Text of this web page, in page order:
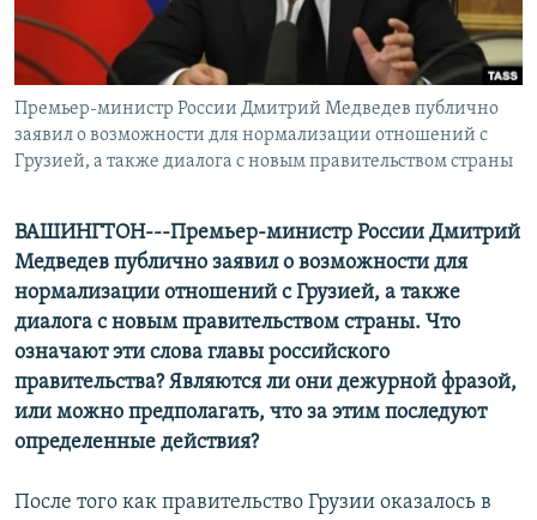
СПОРТ
МИР
БЛОГИ
ГОЛОСА
ЧИТАЕМ ПРЕССУ
АРХИВ РАДИОПРОГРАММЫ
Все сайты РСЕ/РС
Премьер-министр России Дмитрий Медведев публично
заявил о возможности для нормализации отношений с
Грузией, а также диалога с новым правительством страны
ВАШИНГТОН---Премьер-министр России Дмитрий
Медведев публично заявил о возможности для
нормализации отношений с Грузией, а также
диалога с новым правительством страны. Что
означают эти слова главы российского
правительства? Являются ли они дежурной фразой,
или можно предполагать, что за этим последуют
определенные действия?
После того как правительство Грузии оказалось в